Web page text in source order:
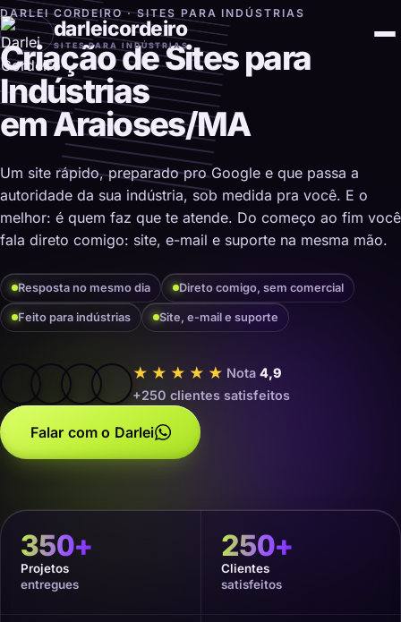
darleicordeiro
SITES PARA INDÚSTRIAS
DARLEI CORDEIRO · SITES PARA INDÚSTRIAS
Criação de Sites para
Indústrias
em Araioses/MA
Um site rápido, preparado pro Google e que passa a
autoridade da sua indústria, sob medida pra você. E o
melhor: é quem faz que te atende. Do começo ao fim você
fala direto comigo: site, e-mail e suporte na mesma mão.
Resposta no mesmo dia Direto comigo, sem comercial
Feito para indústrias Site, e-mail e suporte
★★★★★ Nota 4,9
+250 clientes satisfeitos
Falar com o Darlei
350+
Projetos
entregues
250+
Clientes
satisfeitos